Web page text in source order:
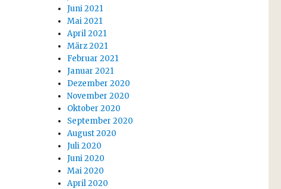
Juni 2021
Mai 2021
April 2021
März 2021
Februar 2021
Januar 2021
Dezember 2020
November 2020
Oktober 2020
September 2020
August 2020
Juli 2020
Juni 2020
Mai 2020
April 2020